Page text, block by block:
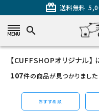
card_giftcard 送料無料
search
【CUFFSHOPオリジナル
107件の商品が見つかりました
おすすめ順